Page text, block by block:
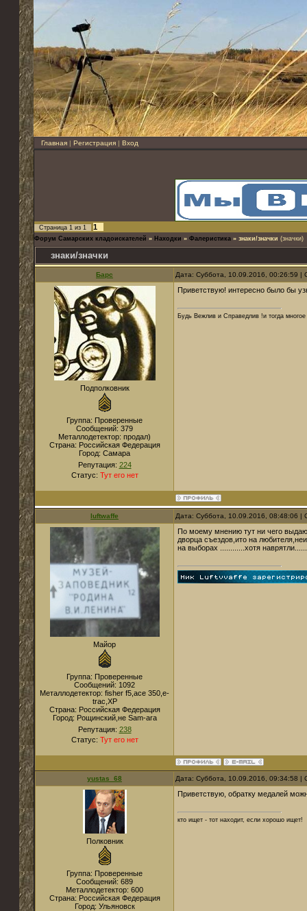
Главная | Регистрация | Вход
Страница 1 из 1 1
Форум Самарских кладоискателей » Находки » Фалеристика » знаки/значки (значки)
знаки/значки
Барс Дата: Суббота, 10.09.2016, 00:26:59
Подполковник
Группа: Проверенные
Сообщений: 379
Металлодетектор: продал)
Страна: Российская Федерация
Город: Самара
Репутация: 224
Статус: Тут его нет
Приветствую! интересно было бы
Будь Вежлив и Справедлив !и тогда
luftwaffe Дата: Суббота, 10.09.2016, 08:48:06
Майор
Группа: Проверенные
Сообщений: 1092
Металлодетектор: fisher f5,ace 350,e-
trac,XP
Страна: Российская Федерация
Город: Рощинский,не Sam-ara
Репутация: 238
Статус: Тут его нет
По моему мнению тут ни чего
дворца съездов,ито на
на выборах ............хотя наврятли......
yustas_68 Дата: Суббота, 10.09.2016, 09:34:58
Полковник
Группа: Проверенные
Сообщений: 689
Металлодетектор: 600
Страна: Российская Федерация
Город: Ульяновск
Приветствую, обратку медалей
кто ищет - тот находит, если хорошо ищет!